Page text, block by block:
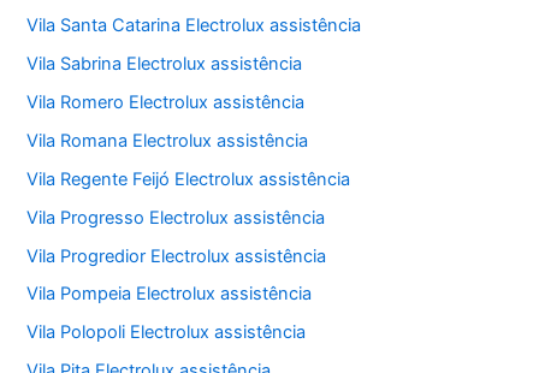
Vila Santa Catarina Electrolux assistência
Vila Sabrina Electrolux assistência
Vila Romero Electrolux assistência
Vila Romana Electrolux assistência
Vila Regente Feijó Electrolux assistência
Vila Progresso Electrolux assistência
Vila Progredior Electrolux assistência
Vila Pompeia Electrolux assistência
Vila Polopoli Electrolux assistência